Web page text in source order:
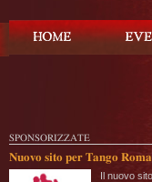
SPONSORIZZATE
Nuovo sito per Tango Roma
Il nuovo